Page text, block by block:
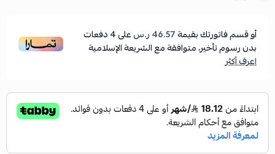
أو قسم فاتورتك بقيمة46.57 ر.س على4دفعات
بدون رسوم تأخير، متوافقة مع الشريعة الإسلامية
اعرف أكثر